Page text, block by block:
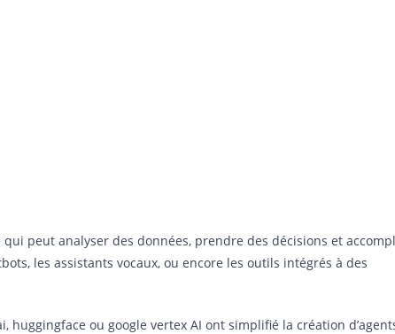
peut analyser des données, prendre des décisions et
les assistants vocaux, ou encore les outils intégrés à des
ou google vertex AI ont simplifié la création